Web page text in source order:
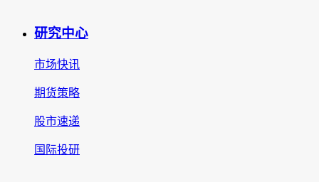
研究中心
市场快讯
期货策略
股市速递
国际投研